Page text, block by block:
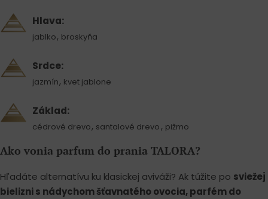
Hlava:
jablko, broskyňa
Srdce:
jazmín, kvet jablone
Základ:
cédrové drevo, santalové drevo , pižmo
Ako vonia parfum do prania TALORA?
Hľadáte alternatívu ku klasickej aviváži? Ak túžite po sviežej
bielizni s nádychom šťavnatého ovocia, parfém do